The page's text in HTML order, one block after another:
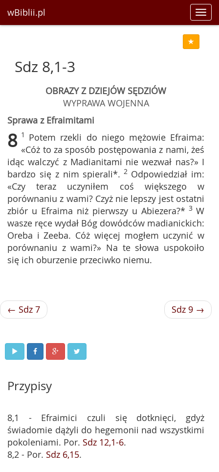
wBiblii.pl
Sdz 8,1-3
OBRAZY Z DZIEJÓW SĘDZIÓW
WYPRAWA WOJENNA
Sprawa z Efraimitami
8 1 Potem rzekli do niego mężowie Efraima:
«Cóż to za sposób postępowania z nami, żeś
idąc walczyć z Madianitami nie wezwał nas?» I
bardzo się z nim spierali*. 2 Odpowiedział im:
«Czy teraz uczyniłem coś większego w
porównaniu z wami? Czyż nie lepszy jest ostatni
zbiór u Efraima niż pierwszy u Abiezera?* 3 W
wasze ręce wydał Bóg dowódców madianickich:
Oreba i Zeeba. Cóż więcej mogłem uczynić w
porównaniu z wami?» Na te słowa uspokoiło
się ich oburzenie przeciwko niemu.
← Sdz 7 Sdz 9 →
Przypisy
8,1 - Efraimici czuli się dotknięci, gdyż
świadomie dążyli do hegemonii nad wszystkimi
pokoleniami. Por. Sdz 12,1-6.
8,2 - Por. Sdz 6,15.